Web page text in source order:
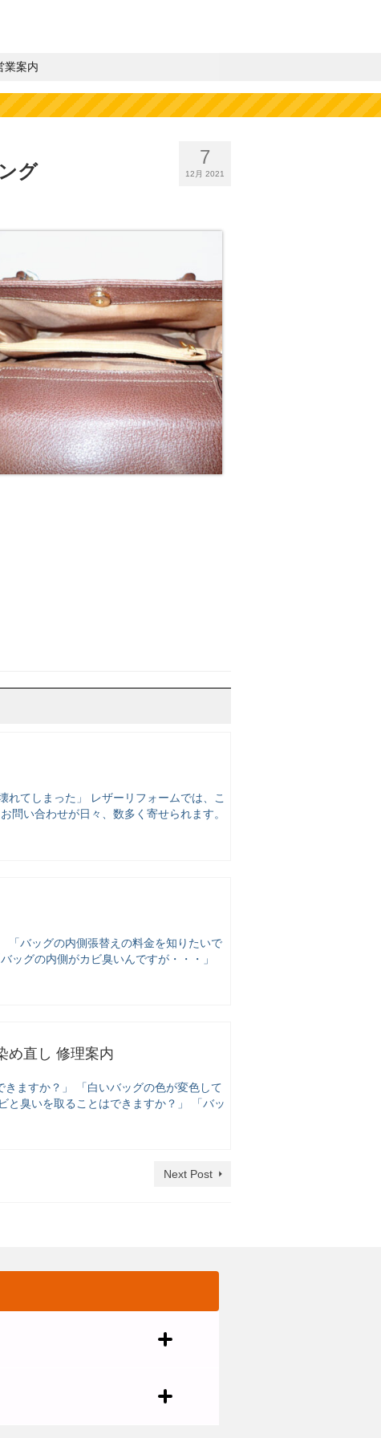
業案内
7
12月 2021
グ
れてしまった」 レザーリフォームでは、こ
問い合わせが日々、数多く寄せられます。
「バッグの内側張替えの料金を知りたいで
ッグの内側がカビ臭いんですが・・・」
め直し 修理案内
きますか？」 「白いバッグの色が変色して
と臭いを取ることはできますか？」 「バッ
Next Post